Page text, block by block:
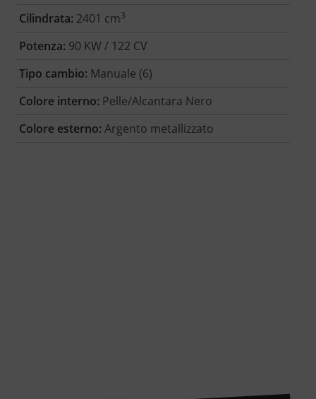
Cilindrata: 2401 cm3
Potenza: 90 KW / 122 CV
Tipo cambio: Manuale (6)
Colore interno: Pelle/Alcantara Nero
Colore esterno: Argento metallizzato